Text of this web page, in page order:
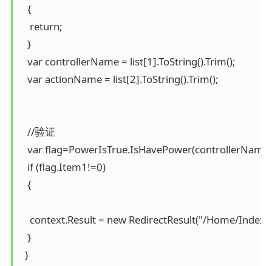
   {
    return;
   }
   var controllerName = list[1].ToString().Trim();
   var actionName = list[2].ToString().Trim();
   //验证
var
   if (flag.Item1!=0)
   {
context.Result = new RedirectResult("/Home/
   }
  }